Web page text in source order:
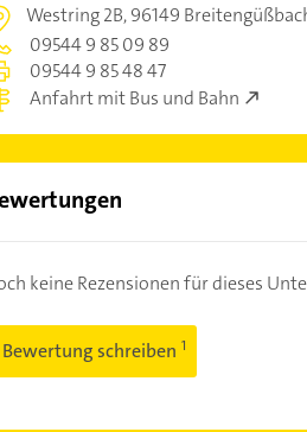
Westring 2B,96149
09544 9 85 09 89
09544 9 85 48 47
Anfahrt mit Bus und Bahn
keine Rezensionen für dieses
Bewertung schreiben